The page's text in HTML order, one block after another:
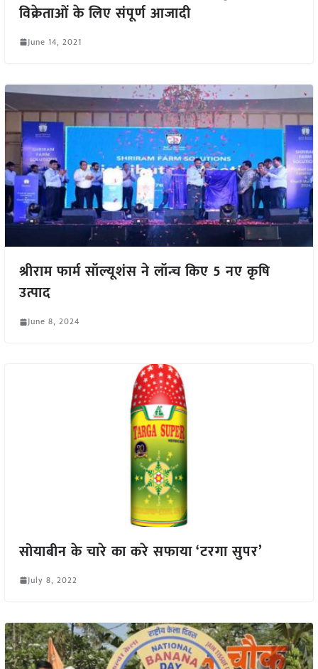
विक्रेताओं के लिए संपूर्ण आजादी
June 14, 2021
श्रीराम फार्म सॉल्यूशंस ने लॉन्च किए 5 नए कृषि
उत्पाद
June 8, 2024
सोयाबीन के चारे का करे सफाया ‘टरगा सुपर’
July 8, 2022